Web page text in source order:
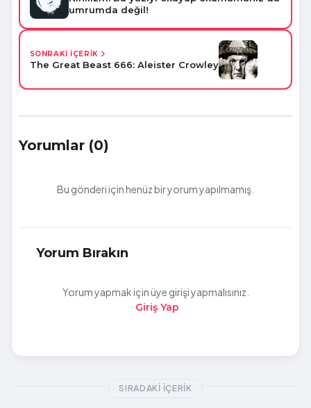
umrumda değil!
SONRAKİ İÇERİK
The Great Beast 666: Aleister Crowley
Yorumlar (0)
Bu gönderi için henüz bir yorum yapılmamış.
Yorum Bırakın
Yorum yapmak için üye girişi yapmalısınız.
Giriş Yap
SIRADAKI İÇERIK